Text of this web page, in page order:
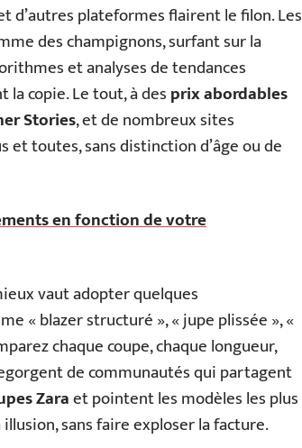
d’autres plateformes flairent le filon. Les
des champignons, surfant sur la
et analyses de tendances
la copie. Le tout, à desprix abordables
Stories, et de nombreux sites
toutes, sans distinction d’âge ou de
en fonction de votre
vaut adopter quelques
« blazer structuré », « jupe plissée », «
chaque coupe, chaque longueur,
de communautés qui partagent
Zaraet pointent les modèles les plus
sans faire exploser la facture.